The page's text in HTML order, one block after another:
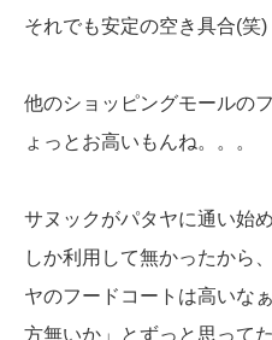
それでも安定の空き具合(笑)
他のショッピングモールの
ょっとお高いもんね。。。
サヌックがパタヤに通い始
しか利用して無かったから
ヤのフードコートは高いな
方無いか」とずっと思って